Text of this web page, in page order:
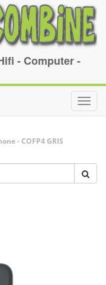
- Computer -
- COFP4 GRIS